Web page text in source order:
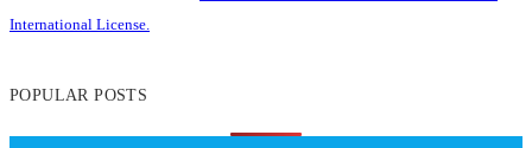
International License.
POPULAR POSTS